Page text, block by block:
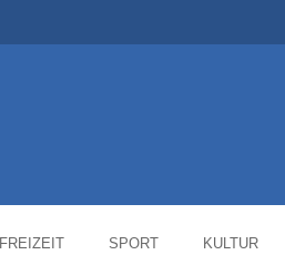
FREIZEIT SPORT KULTUR